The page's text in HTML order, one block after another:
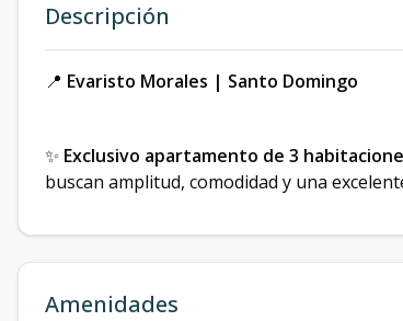
Descripción
📍 Evaristo Morales | Santo Domingo
✨ Exclusivo apartamento de 3
buscan amplitud, comodidad y una
Amenidades